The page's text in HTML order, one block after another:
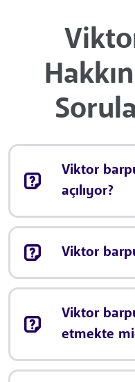
Viktor
açılıyor?
Viktor
Viktor
etmekte